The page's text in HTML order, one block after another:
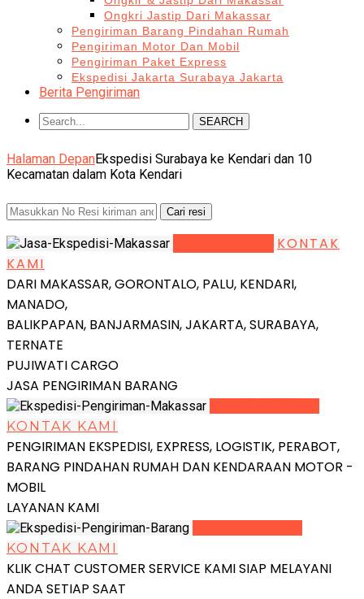
Ongkri Jastip Dari Makassar
Pengiriman Barang Pindahan Rumah
Pengiriman Motor Dan Mobil
Pengiriman Paket Express
Ekspedisi Jakarta Surabaya Jakarta
Berita Pengiriman
SEARCH
Halaman DepanEkspedisi Surabaya ke Kendari dan 10
Kecamatan dalam Kota Kendari
KONTAK
KAMI
DARI MAKASSAR, GORONTALO, PALU, KENDARI,
MANADO,
BALIKPAPAN, BANJARMASIN, JAKARTA, SURABAYA,
TERNATE
PUJIWATI CARGO
JASA PENGIRIMAN BARANG
KONTAK KAMI
PENGIRIMAN EKSPEDISI, EXPRESS, LOGISTIK, PERABOT,
BARANG PINDAHAN RUMAH DAN KENDARAAN MOTOR -
MOBIL
LAYANAN KAMI
KONTAK KAMI
KLIK CHAT CUSTOMER SERVICE KAMI SIAP MELAYANI
ANDA SETIAP SAAT